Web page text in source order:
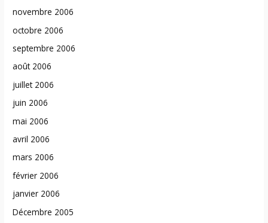
novembre 2006
octobre 2006
septembre 2006
août 2006
juillet 2006
juin 2006
mai 2006
avril 2006
mars 2006
février 2006
janvier 2006
Décembre 2005